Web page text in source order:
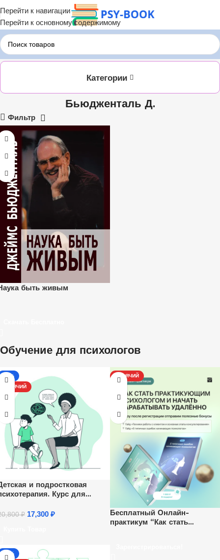
Перейти к навигации
Перейти к основному содержимому
Главная Бьюдженталь Д.
Категории
Бьюдженталь Д.
Фильтр
быть живым
Обучение для психологов
-17%
ГОРЯЧИЙ
и подростковая
Курс для
₽ 17,300 ₽
ГОРЯЧИЙ
Бесплатный Онлайн-
практикум “Как стать
-13%